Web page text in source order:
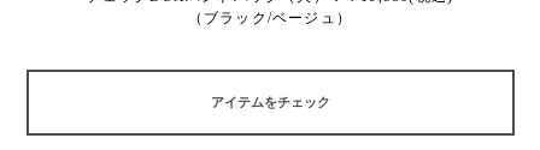
（ブラック/ベージュ）
アイテムをチェック